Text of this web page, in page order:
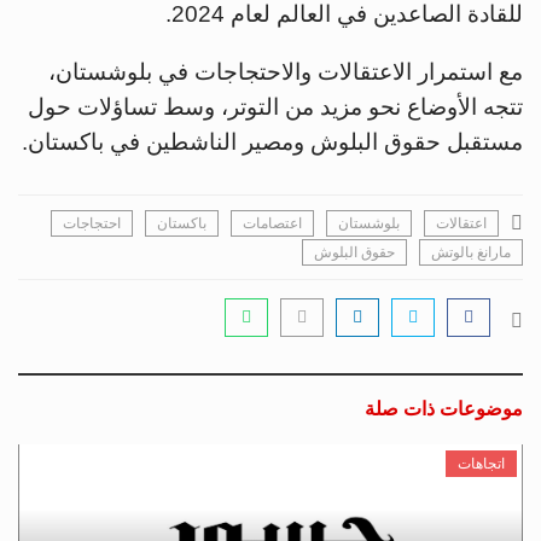
للقادة الصاعدين في العالم لعام 2024.
مع استمرار الاعتقالات والاحتجاجات في بلوشستان،
تتجه الأوضاع نحو مزيد من التوتر، وسط تساؤلات حول
مستقبل حقوق البلوش ومصير الناشطين في باكستان.
اعتقالات بلوشستان اعتصامات باكستان
احتجاجات
مارانغ بالوتش
حقوق البلوش
موضوعات ذات صلة
اتجاهات